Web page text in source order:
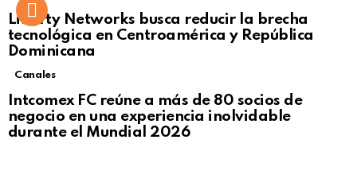
Liberty Networks busca reducir la brecha
tecnológica en Centroamérica y República
Dominicana
Canales
Intcomex FC reúne a más de 80 socios de
negocio en una experiencia inolvidable
durante el Mundial 2026